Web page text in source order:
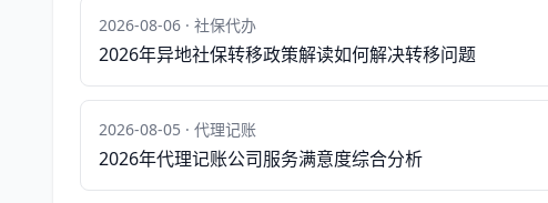
2026-08-06 · 社保代办
2026年异地社保转移政策解读如何解决转移问题
2026-08-05 · 代理记账
2026年代理记账公司服务满意度综合分析